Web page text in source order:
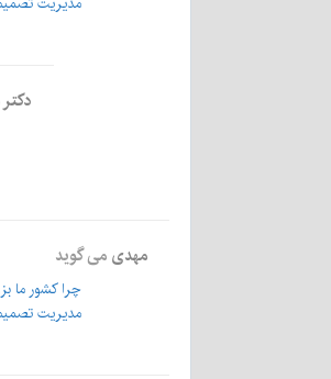
مهدی می گوید
چرا کشور ما
مدیریت